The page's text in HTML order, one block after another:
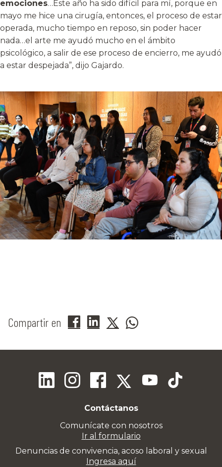
emociones…Este año ha sido difícil para mí, porque en
mayo me hice una cirugía, entonces, el proceso de estar
operada, mucho tiempo en reposo, sin poder hacer
nada…el arte me ayudó mucho en el ámbito
psicológico, a salir de ese proceso de encierro, me ayudó
a estar despejada”, dijo Gajardo.
Compartir en
Contáctanos
Comunícate con nosotros
Ir al formulario
Denuncias de convivencia, acoso laboral y sexual
Ingresa aquí